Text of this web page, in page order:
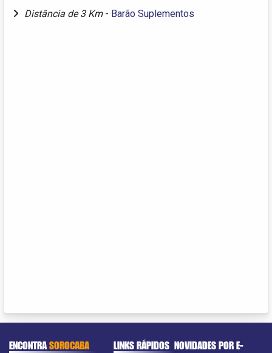
Distância de 3 Km - Barão Suplementos
ENCONTRASOROCABA LINKS RÁPIDOS NOVIDADES POR E-